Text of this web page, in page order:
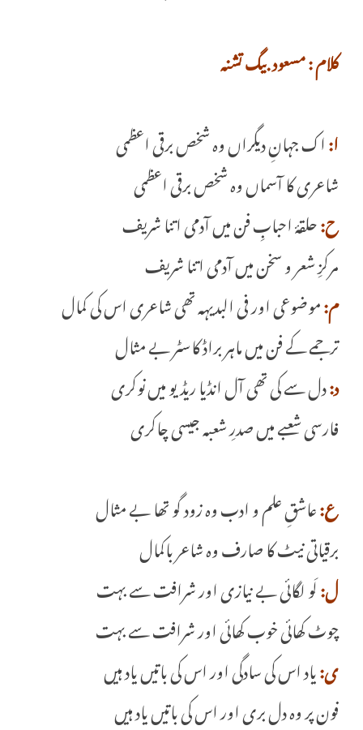
کلام : مسعود بیگ تشنہ
ا:اک جہانِ دیگراں وہ شخص برقی اعظمی
شاعری کا آسماں وہ شخص برقی اعظمی
ح:حلقۂ احبابِ فن میں آدمی اتنا شریف
مرکزِ شعر و سخن میں آدمی اتنا شریف
م:موضوعی اور فی البدیہہ تھی شاعری اس کی کمال
ترجمے کے فن میں ماہر براڈ کاسٹر بے مثال
د:دل سے کی تھی آل انڈیا ریڈیو میں نوکری
فارسی شعبے میں صدرِ شعبہ جیسی چاکری
ع:عاشقِ علم و ادب وہ زود گو تھا بے مثال
برقیاتی نیٹ کا صارف وہ شاعر باکمال
ل:لَو لگائی بے نیازی اور شرافت سے بہت
چوٹ کھائی خوب کھائی اور شرافت سے بہت
ی:یاد اس کی سادگی اور اس کی باتیں یاد ہیں
فون پر وہ دل بری اور اس کی باتیں یاد ہیں